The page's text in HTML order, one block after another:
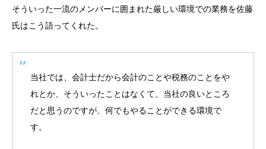
そういった一流のメンバーに囲まれた厳しい環境での業務を佐藤
氏はこう語ってくれた。
当社では、会計士だから会計のことや税務のことをや
れとか、そういったことはなくて、当社の良いところ
だと思うのですが、何でもやることができる環境で
す。